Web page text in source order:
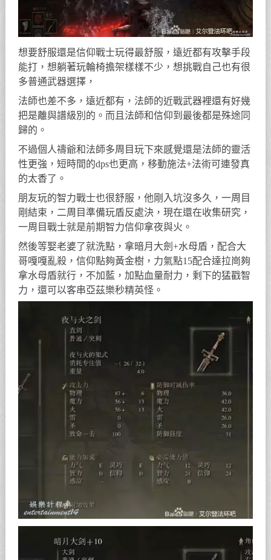
想要舒服還是信仰戰士玩得最舒服，遠近都有攻擊手段
能打，想躺著玩輪椅擔架樣樣不少，想挑戰自己也有很
多普通武器選擇，
法師也差不多，遠近都有，法師的近戰武器裡還有好幾
把是離與譜級別的。而且法師和信仰到最後都是殊途同
歸的。
不過個人禱爺和法師多周目玩下來感覺還是法師的靈活
性更強，短時間的dps也更高，移動施法+法術可連發真
的太香了。
朋友玩的智力戰士也很舒服，他剛入坑沒多久，一周目
剛結束，二周目準備玩盾反處決，現在還在收集研究，
一周目戰士就是前期智力信仰拿夜與火。
然後等娶老婆了就洗點，拿暗月大劍+水母盾，配合大
哥嘎嘎亂殺，信仰點夠黃金樹，力氣點15配合達拉崗夠
拿水母盾就行，不加藍，加點血量耐力，剩下的猛戳智
力，還可以客串亞茲樂秒精英怪。